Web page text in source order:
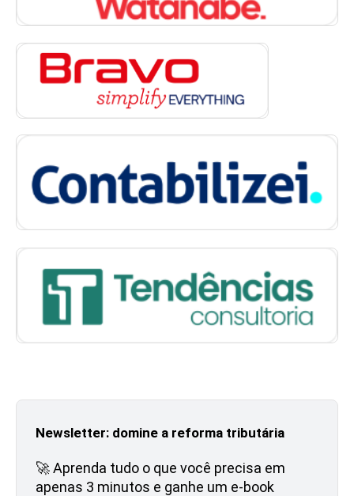
Newsletter: domine a reforma tributária
🚀 Aprenda tudo o que você precisa em
apenas 3 minutos e ganhe um e-book